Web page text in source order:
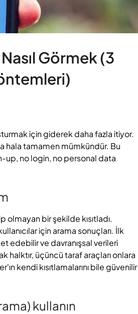
Görmek (3
için giderek daha fazla itiyor.
hala tamamen mümkündür. Bu
up, no login, no personal data
olmayan bir şekilde kısıtladı.
için arama sonuçları. İlk
edebilir ve davranışsal verileri
üçüncü taraf araçları onlara
kendi kısıtlamalarını bile güvenilir
kullanın